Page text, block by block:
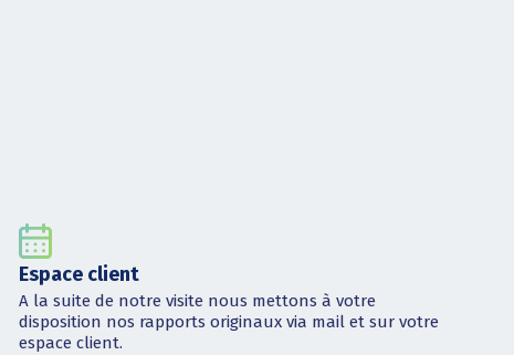
Espace client
A la suite de notre visite nous mettons à votre
disposition nos rapports originaux via mail et sur votre
espace client.